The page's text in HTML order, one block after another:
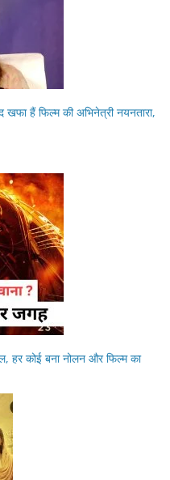
हैं फिल्म की अभिनेत्री नयनतारा,
हर कोई बना नोलन और फिल्म का